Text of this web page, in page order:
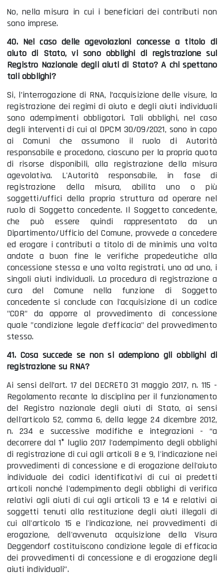
No, nella misura in cui i beneficiari dei contributi non
sono imprese.
40. Nel caso delle agevolazioni concesse a titolo di
aiuto di Stato, vi sono obblighi di registrazione sul
Registro Nazionale degli aiuti di Stato? A chi spettano
tali obblighi?
Si, l’interrogazione di RNA, l’acquisizione delle visure, la
registrazione dei regimi di aiuto e degli aiuti individuali
sono adempimenti obbligatori. Tali obblighi, nel caso
degli interventi di cui al DPCM 30/09/2021, sono in capo
ai Comuni che assumono il ruolo di Autorità
responsabile e procedono, ciascuno per la propria quota
di risorse disponibili, alla registrazione della misura
agevolativa. L'Autorità responsabile, in fase di
registrazione della misura, abilita uno o più
soggetti/uffici della propria struttura ad operare nel
ruolo di Soggetto concedente. Il Soggetto concedente,
che può essere quindi rappresentato da un
Dipartimento/Ufficio del Comune, provvede a concedere
ed erogare i contributi a titolo di de minimis una volta
andate a buon fine le verifiche propedeutiche alla
concessione stessa e una volta registrati, uno ad uno, i
singoli aiuti individuali. La procedura di registrazione a
cura del Comune nella funzione di Soggetto
concedente si conclude con l'acquisizione di un codice
"COR" da apporre al provvedimento di concessione
quale "condizione legale d'efficacia" del provvedimento
stesso.
41. Cosa succede se non si adempiono gli obblighi di
registrazione su RNA?
Ai sensi dell’art. 17 del DECRETO 31 maggio 2017, n. 115 -
Regolamento recante la disciplina per il funzionamento
del Registro nazionale degli aiuti di Stato, ai sensi
dell'articolo 52, comma 6, della legge 24 dicembre 2012,
n. 234 e successive modifiche e integrazioni - “a
decorrere dal 1° luglio 2017 l'adempimento degli obblighi
di registrazione di cui agli articoli 8 e 9, l'indicazione nei
provvedimenti di concessione e di erogazione dell'aiuto
individuale dei codici identificativi di cui ai predetti
articoli nonché l'adempimento degli obblighi di verifica
relativi agli aiuti di cui agli articoli 13 e 14 e relativi ai
soggetti tenuti alla restituzione degli aiuti illegali di
cui all'articolo 15 e l'indicazione, nei provvedimenti di
erogazione, dell'avvenuta acquisizione della Visura
Deggendorf costituiscono condizione legale di efficacia
dei provvedimenti di concessione e di erogazione degli
aiuti individuali”.